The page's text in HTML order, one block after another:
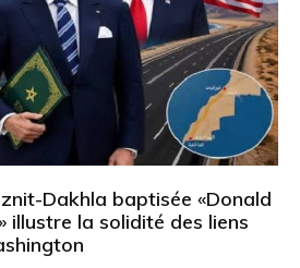
Dakhla baptisée «Donald
illustre la solidité des liens